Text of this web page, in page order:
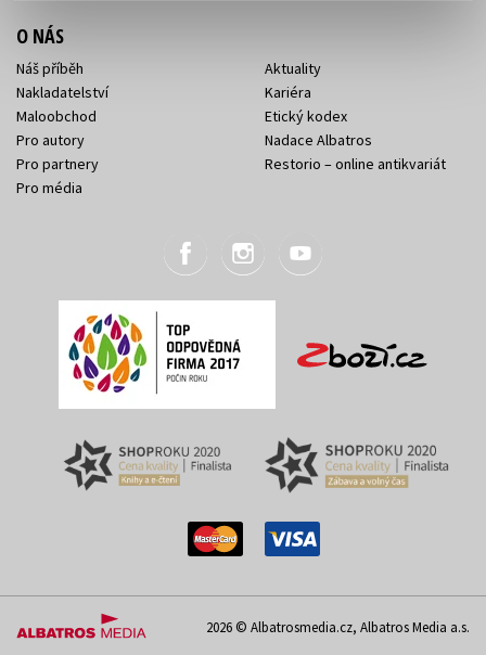
O NÁS
Náš příběh
Nakladatelství
Maloobchod
Pro autory
Pro partnery
Pro média
Aktuality
Kariéra
Etický kodex
Nadace Albatros
Restorio – online antikvariát
2026 © Albatrosmedia.cz, Albatros Media a.s.